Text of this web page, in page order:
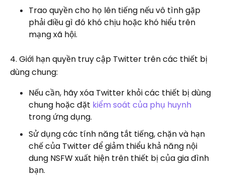
Trao quyền cho họ lên tiếng nếu vô tình gặp
phải điều gì đó khó chịu hoặc khó hiểu trên
mạng xã hội.
4. Giới hạn quyền truy cập Twitter trên các thiết bị
dùng chung:
Nếu cần, hãy xóa Twitter khỏi các thiết bị dùng
chung hoặc đặt kiểm soát của phụ huynh
trong ứng dụng.
Sử dụng các tính năng tắt tiếng, chặn và hạn
chế của Twitter để giảm thiểu khả năng nội
dung NSFW xuất hiện trên thiết bị của gia đình
bạn.